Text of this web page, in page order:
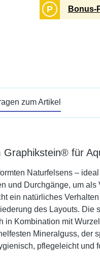
P Bonus-
zum Artikel
für
Naturfelsens –
und Durchgänge, um
ein natürliches
des Layouts. Die
Kombination mit
Mineralguss, der
pflegeleicht